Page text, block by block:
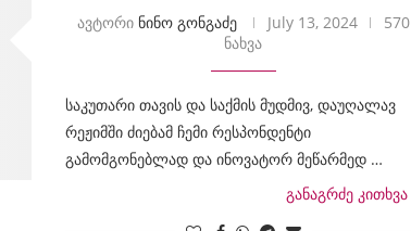
ავტორი ნინო გონგაძე July 13, 2024
570
ნახვა
საკუთარი თავის და საქმის მუდმივ, დაუღალავ
რეჟიმში ძიებამ ჩემი რესპონდენტი
გამომგონებლად და ინოვატორ მეწარმედ …
განაგრძე კითხვა